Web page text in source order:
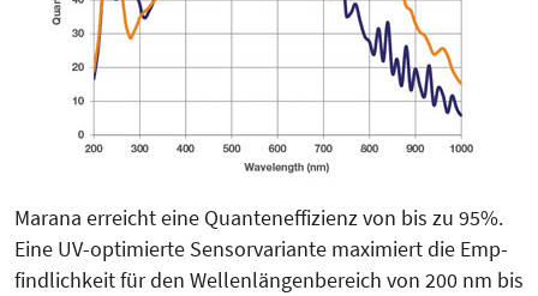
Marana erreicht eine Quanteneffizienz von bis zu 95%.
Eine UV-optimierte Sen­sorvariante maximiert die Emp­
find­lichkeit für den Wellenlängen­bereich von 200 nm bis